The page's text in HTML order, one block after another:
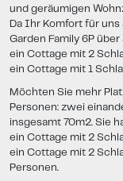
und geräumigen
Da Ihr Komfort für
Garden Family 6P
ein Cottage mit 2
ein Cottage mit 1
Möchten Sie mehr
Personen: zwei
insgesamt 70m2. Sie
ein Cottage mit 2
ein Cottage mit 2
Personen.